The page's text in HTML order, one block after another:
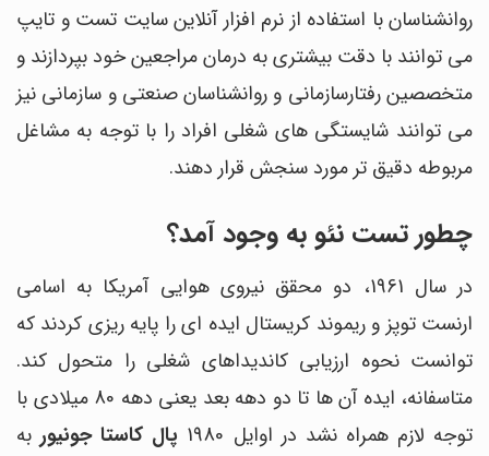
روانشناسان با استفاده از نرم افزار آنلاین سایت تست و تایپ
می توانند با دقت بیشتری به درمان مراجعین خود بپردازند و
متخصصین رفتارسازمانی و روانشناسان صنعتی و سازمانی نیز
می توانند شایستگی های شغلی افراد را با توجه به مشاغل
مربوطه دقیق تر مورد سنجش قرار دهند.
چطور تست نئو به وجود آمد؟
در سال 1961، دو محقق نیروی هوایی آمریکا به اسامی
ارنست توپز و ریموند کریستال ایده ای را پایه ریزی کردند که
توانست نحوه ارزیابی کاندیداهای شغلی را متحول کند.
متاسفانه، ایده آن ها تا دو دهه بعد یعنی دهه 80 میلادی با
توجه لازم همراه نشد در اوایل 1980
پال کاستا جونیوربه